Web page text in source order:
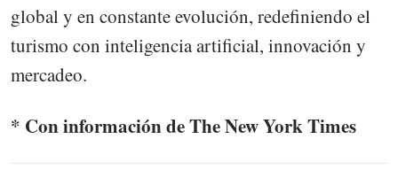
global y en constante evolución, redefiniendo el
turismo con inteligencia artificial, innovación y
mercadeo.
* Con información de The New York Times